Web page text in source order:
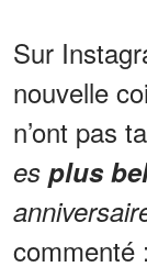
Sur
nouvelle
n’ont pas
es plus
commenté :